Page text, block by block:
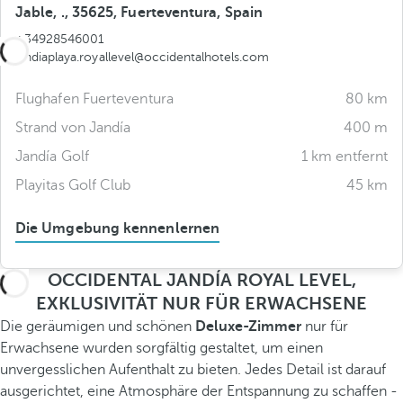
Jable, ., 35625, Fuerteventura, Spain
+34928546001
jandiaplaya.royallevel@occidentalhotels.com
Flughafen Fuerteventura
80 km
Strand von Jandía
400 m
Jandía Golf
1 km entfernt
Playitas Golf Club
45 km
Die Umgebung kennenlernen
OCCIDENTAL JANDÍA ROYAL LEVEL,
EXKLUSIVITÄT NUR FÜR ERWACHSENE
Die geräumigen und schönen Deluxe-Zimmer nur für
Erwachsene wurden sorgfältig gestaltet, um einen
unvergesslichen Aufenthalt zu bieten. Jedes Detail ist darauf
ausgerichtet, eine Atmosphäre der Entspannung zu schaffen -